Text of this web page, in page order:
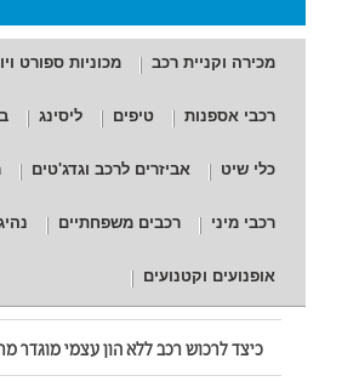
מכירה וקניית רכב מכוניות ספורט
רכבי אספנות טיפים ליסינג
כלי שיט אביזרים לרכב וגדג'טים
רכבי מיני רכבים משפחתיים
אופנועים וקטנועים
כיצד לרכוש רכב ללא הון עצמי מוגדר